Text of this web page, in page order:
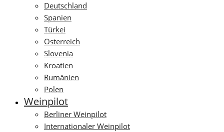
Deutschland
Spanien
Türkei
Österreich
Slovenia
Kroatien
Rumänien
Polen
Weinpilot
Berliner Weinpilot
Internationaler Weinpilot